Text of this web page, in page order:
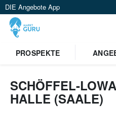
DIE Angebote App
PROSPEKTE
SCHÖFFEL-
HALLE (SAALE)